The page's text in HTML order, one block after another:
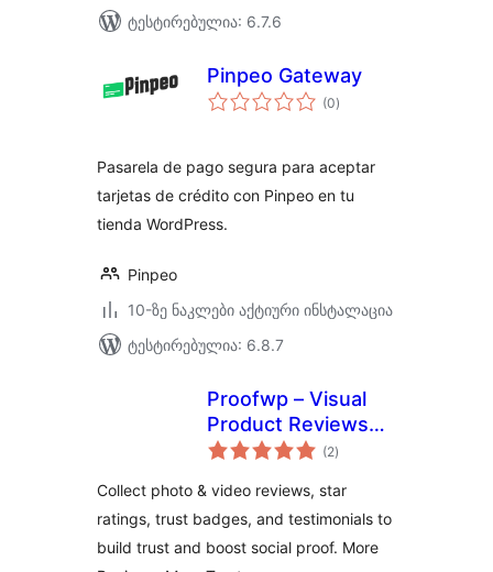
ტესტირებულია: 6.7.6
Pinpeo Gateway
(0საერთო
რეიტინგი
)
Pasarela de pago segura para aceptar
tarjetas de crédito con Pinpeo en tu
tienda WordPress.
Pinpeo
10-ზე ნაკლები აქტიური ინსტალაცია
ტესტირებულია: 6.8.7
Proofwp – Visual
Product Reviews
for WooCommerce
(2საერთო
რეიტინგი
)
Collect photo & video reviews, star
ratings, trust badges, and testimonials to
build trust and boost social proof. More